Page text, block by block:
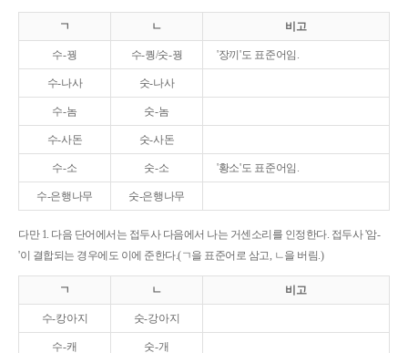
ㄱ ㄴ 비고
수-꿩 수-퀑/숫-꿩 '장끼'도 표준어임.
수-나사 숫-나사
수-놈 숫-놈
수-사돈 숫-사돈
수-소 숫-소 '황소'도 표준어임.
수-은행나무 숫-은행나무
다만 1. 다음 단어에서는 접두사 다음에서 나는 거센소리를 인정한다. 접두사 '암-
'이 결합되는 경우에도 이에 준한다.(ㄱ을 표준어로 삼고, ㄴ을 버림.)
ㄱ ㄴ 비고
수-캉아지 숫-강아지
수-캐 숫-개